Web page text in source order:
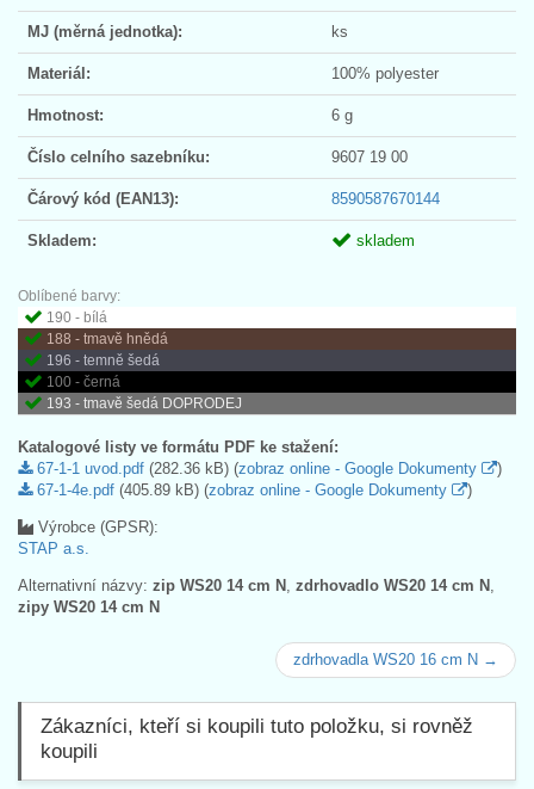
MJ (měrná jednotka): ks
Materiál: 100% polyester
Hmotnost: 6 g
Číslo celního sazebníku: 9607 19 00
Čárový kód (EAN13): 8590587670144
Skladem: skladem
Oblíbené barvy:
190 - bílá
188 - tmavě hnědá
196 - temně šedá
100 - černá
193 - tmavě šedá DOPRODEJ
Katalogové listy ve formátu PDF ke stažení:
67-1-1 uvod.pdf (282.36 kB) (zobraz online - Google Dokumenty
)
67-1-4e.pdf (405.89 kB) (zobraz online - Google Dokumenty )
Výrobce (GPSR):
STAP a.s.
Alternativní názvy: zip WS20 14 cm N zdrhovadlo WS20 14 cm N
zipy WS20 14 cm N
zdrhovadla WS20 16 cm N →
Zákazníci, kteří si koupili tuto položku, si rovněž
koupili